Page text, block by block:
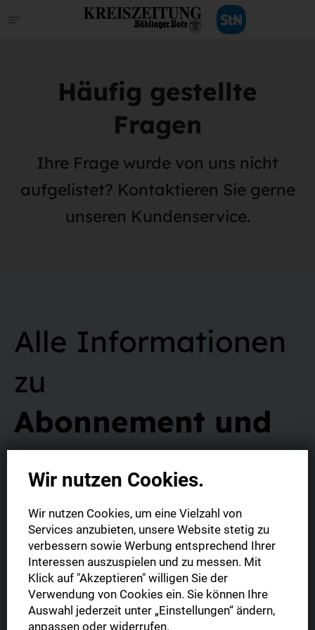
Häufig gestellte
Fragen
Ihre Frage wurde von uns nicht
aufgelistet? Kontaktieren Sie gerne
unseren Kundenservice.
Alle Informationen
zu
Abonnement und
Vertrag
Was ist die Digitale Zeitung?
Sie haben die Möglichkeit Ihre Digitale Zeitung im gewohnten
Format (1:1 Abbild der gedruckten Tageszeitung) oder in der
Was ist der Unterschied zwischen
Wir nutzen Cookies.
Wir nutzen Cookies, um eine Vielzahl von
Services anzubieten, unsere Website stetig zu
verbessern sowie Werbung entsprechend Ihrer
Interessen auszuspielen und zu messen. Mit
Klick auf "Akzeptieren" willigen Sie der
Verwendung von Cookies ein. Sie können Ihre
Auswahl jederzeit unter „Einstellungen“ ändern,
anpassen oder widerrufen.